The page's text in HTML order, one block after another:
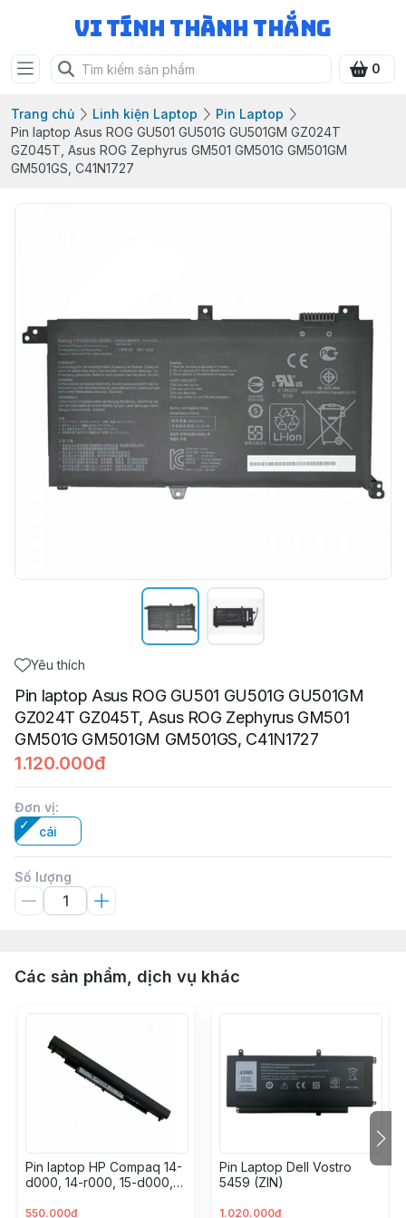
Vi Tính Thành Thắng
0
Trang chủ Linh kiện Laptop
Pin Laptop
Pin laptop Asus ROG GU501 GU501G GU501GM GZ024T
GZ045T, Asus ROG Zephyrus GM501 GM501G GM501GM
GM501GS, C41N1727
Yêu thích
Pin laptop Asus ROG GU501 GU501G GU501GM
GZ024T GZ045T, Asus ROG Zephyrus GM501
GM501G GM501GM GM501GS, C41N1727
1.120.000đ
Đơn vị:
cái
Số lượng
Các sản phẩm, dịch vụ khác
Pin laptop HP Compaq 14-
d000, 14-r000, 15-d000,
r000, 15-s000, CQ14,
550.000đ
Pin Laptop Dell Vostro
5459 (ZIN)
1.020.000đ